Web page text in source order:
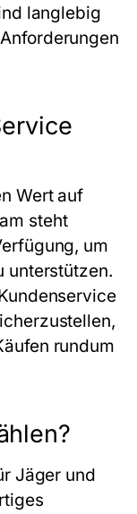
langlebig
Wert auf
steht
um
unterstützen.
rundum
Jäger und